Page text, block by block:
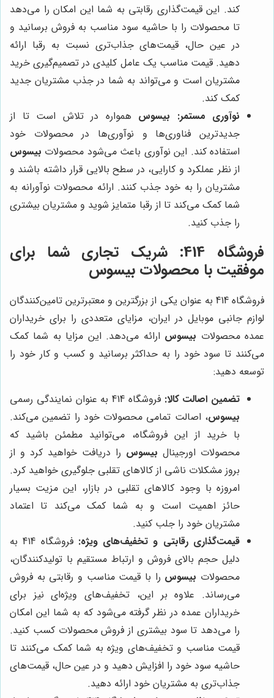
کند. این قیمت‌گذاری رقابتی به شما این امکان را می‌دهد
تا محصولات را با حاشیه سود مناسب به فروش برسانید و
در عین حال، قیمت‌های جذاب‌تری نسبت به رقبا ارائه
دهید. قیمت مناسب یک عامل کلیدی در تصمیم‌گیری خرید
مشتریان است و می‌تواند به شما در جذب مشتریان جدید
کمک کند.
نوآوری مستمر: بیسوس همواره در تلاش است تا از
جدیدترین فناوری‌ها و نوآوری‌ها در محصولات خود
استفاده کند. این نوآوری باعث می‌شود محصولات بیسوس
از نظر عملکرد و کارایی، در سطح بالایی قرار داشته باشند و
مشتریان را به خود جذب کنند. ارائه محصولات نوآورانه به
شما کمک می‌کند تا از رقبا متمایز شوید و مشتریان بیشتری
را جذب کنید.
فروشگاه 414: شریک تجاری شما برای
موفقیت با محصولات بیسوس
فروشگاه 414 به عنوان یکی از بزرگترین و معتبرترین تامین‌کنندگان
لوازم جانبی موبایل در ایران، مزایای متعددی را برای خریداران
عمده محصولات بیسوس ارائه می‌دهد. این مزایا به شما کمک
می‌کنند تا سود خود را به حداکثر برسانید و کسب و کار خود را
توسعه دهید:
تضمین اصالت کالا: فروشگاه 414 به عنوان نمایندگی رسمی
بیسوس، اصالت تمامی محصولات خود را تضمین می‌کند.
با خرید از این فروشگاه، می‌توانید مطمئن باشید که
محصولات اورجینال بیسوس را دریافت خواهید کرد و از
بروز مشکلات ناشی از کالاهای تقلبی جلوگیری خواهید کرد.
امروزه با وجود کالاهای تقلبی در بازار، این مزیت بسیار
حائز اهمیت است و به شما کمک می‌کند تا اعتماد
مشتریان خود را جلب کنید.
قیمت‌گذاری رقابتی و تخفیف‌های ویژه:
فروشگاه 414 به
دلیل حجم بالای فروش و ارتباط مستقیم با تولیدکنندگان،
محصولات بیسوس را با قیمت مناسب و رقابتی به فروش
می‌رساند. علاوه بر این، تخفیف‌های ویژه‌ای نیز برای
خریداران عمده در نظر گرفته می‌شود که به شما این امکان
را می‌دهد تا سود بیشتری از فروش محصولات کسب کنید.
قیمت مناسب و تخفیف‌های ویژه به شما کمک می‌کنند تا
حاشیه سود خود را افزایش دهید و در عین حال، قیمت‌های
جذاب‌تری به مشتریان خود ارائه دهید.